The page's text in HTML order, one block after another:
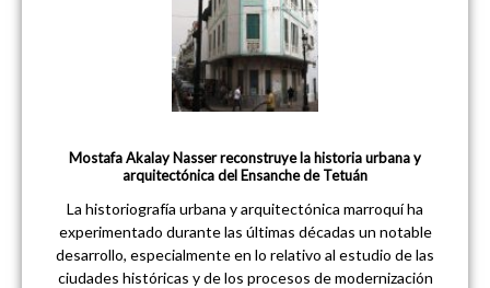
Mostafa Akalay Nasser reconstruye la historia urbana y
arquitectónica del Ensanche de Tetuán
La historiografía urbana y arquitectónica marroquí ha
experimentado durante las últimas décadas un notable
desarrollo, especialmente en lo relativo al estudio de las
ciudades históricas y de los procesos de modernización